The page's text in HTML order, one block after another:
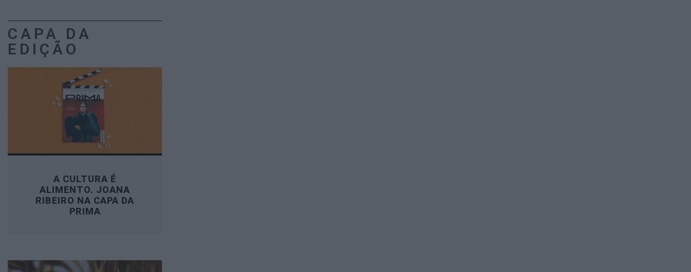
CAPA DA
EDIÇÃO
A CULTURA É
ALIMENTO. JOANA
RIBEIRO NA CAPA DA
PRIMA